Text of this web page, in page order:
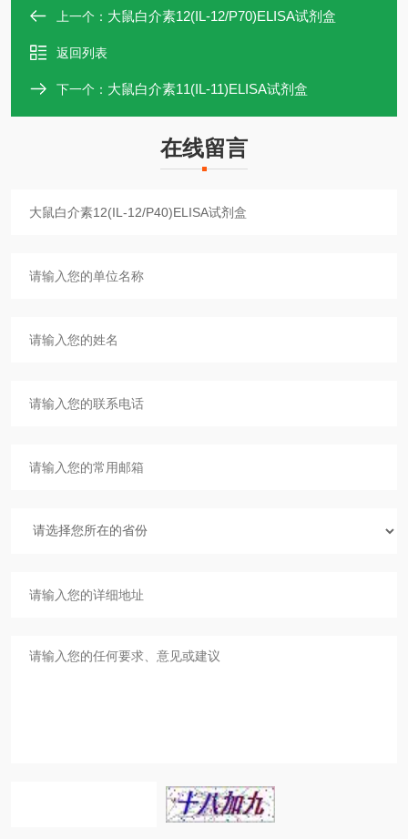
上一个： 大鼠白介素12(IL-12/P70)ELISA试剂盒
返回列表
下一个： 大鼠白介素11(IL-11)ELISA试剂盒
在线留言